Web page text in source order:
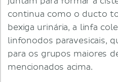
continua como o ducto
bexiga urinária, a linfa
linfonodos paravesicais,
para os grupos maiores
mencionados acima.